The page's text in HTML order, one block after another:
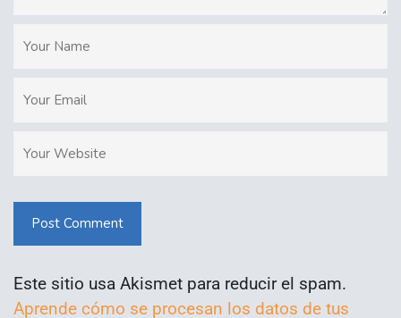
Post Comment
Este sitio usa Akismet para reducir el spam.
Aprende cómo se procesan los datos de tus